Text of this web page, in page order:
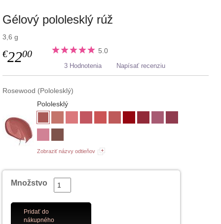
Gélový pololesklý rúž
3,6 g
€2200 5.0
3 Hodnotenia Napísať recenziu
Rosewood (Pololesklý)
Pololesklý
Zobraziť názvy odtieňov
Množstvo
Pridať do
nákupného